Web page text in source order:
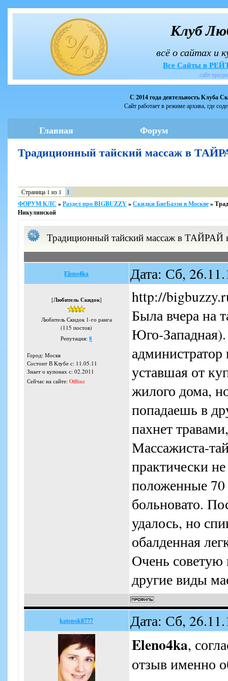
Клуб
всё о сайтах и
Все Сайты в
сайт
С 2014 года деятельность Клуба
Сайт работает в режиме архива, где
Главная Форум
Традиционный тайский массаж в
Страница 1 из 1
1
ФОРУМ КЛС »Раздел про BIGBUZZY»Скидки БигБаззи в Москве»
Никулинской
Традиционный тайский массаж в ТАЙРАЙ
Eleno4ka Дата: Сб,
[Любитель Скидок]
Любитель Скидок 1-го ранга
(115 постов)
Репутация:8
Город: Москв
Состоит В Клубе с: 11.05.11
Знает о купонах с: 02.2011
Сейчас на сайте: Offline
http://
Была вчера на
Юго-Западная).
уставшая от
жилого дома,
попадаешь в
пахнет
Массажиста-
практически
положенные 70
больновато.
удалось, но
обалденная
Очень
другие виды
katenok8777 Дата: Сб,
Eleno4ka,
отзыв именно